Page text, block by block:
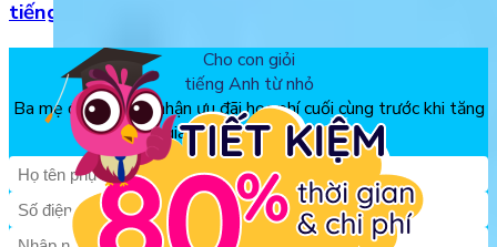
tiếng Anh
Cho con giỏi
tiếng Anh từ nhỏ
Ba mẹ đăng ký để nhận ưu đãi học phí cuối cùng trước khi tăng
giá, chỉ từ 150k/tháng